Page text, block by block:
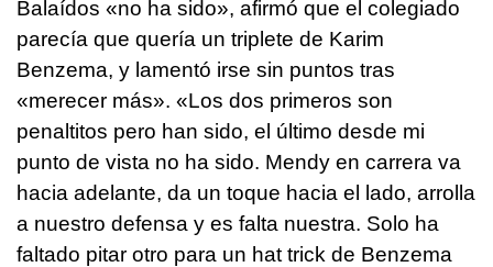
Balaídos «no ha sido», afirmó que el colegiado
parecía que quería un triplete de Karim
Benzema, y lamentó irse sin puntos tras
«merecer más». «Los dos primeros son
penaltitos pero han sido, el último desde mi
punto de vista no ha sido. Mendy en carrera va
hacia adelante, da un toque hacia el lado, arrolla
a nuestro defensa y es falta nuestra. Solo ha
faltado pitar otro para un hat trick de Benzema